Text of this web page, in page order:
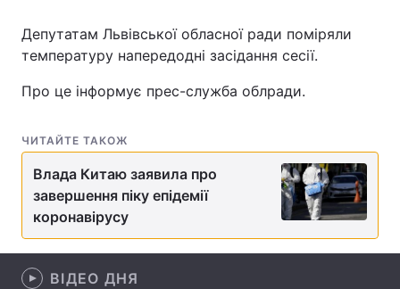
Головна Війна
Україна Політика
Економіка
Спорт Наука
Техно і зв'язок
Депутатам Львівської обласної ради поміряли
температуру напередодні засідання сесії.
Про це інформує прес-служба облради.
ЧИТАЙТЕ ТАКОЖ
Влада Китаю заявила про
завершення піку епідемії
коронавірусу
ВІДЕО ДНЯ